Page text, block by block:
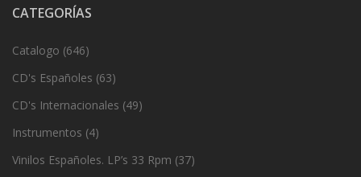
CATEGORÍAS
Catalogo (646)
CD's Españoles (63)
CD's Internacionales (49)
Instrumentos (4)
Vinilos Españoles. LP’s 33 Rpm (37)